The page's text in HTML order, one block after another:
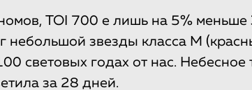
TOI 700 e лишь на 5% меньше
небольшой звезды класса M
световых годах от нас.
за 28 дней.